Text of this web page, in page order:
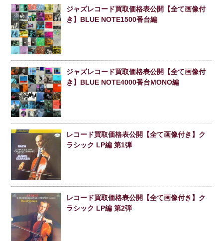
ジャズレコード買取価格表公開【全て画像付
き】BLUE NOTE1500番台編
ジャズレコード買取価格表公開【全て画像付
き】BLUE NOTE4000番台MONO編
レコード買取価格表公開【全て画像付き】ク
ラシック LP編 第1弾
レコード買取価格表公開【全て画像付き】ク
ラシック LP編 第2弾